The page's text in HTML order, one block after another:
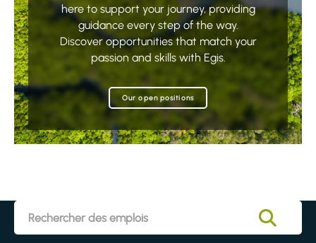
here to support your journey, providing
guidance every step of the way.
Discover opportunities that match your
passion and skills with Egis.
Our open positions